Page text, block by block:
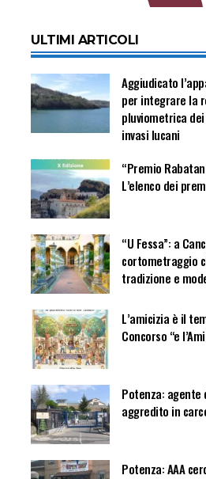
ULTIMI ARTICOLI
Aggiudicato
per integrare la
pluviometrica
invasi lucani
“Premio
L’elenco dei
“U Fessa”: a
cortometraggio
tradizione e
L’amicizia è il
Concorso “e
Potenza:
aggredito in
Potenza: AAA